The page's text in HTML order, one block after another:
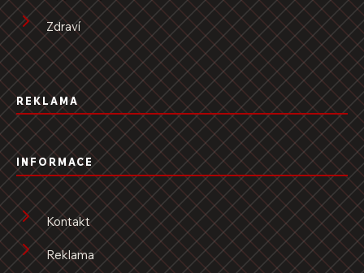
Zdraví
REKLAMA
INFORMACE
Kontakt
Reklama